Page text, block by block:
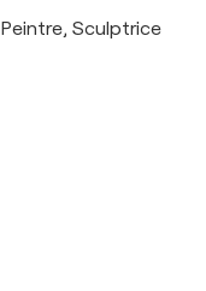
Peintre, Sculptrice